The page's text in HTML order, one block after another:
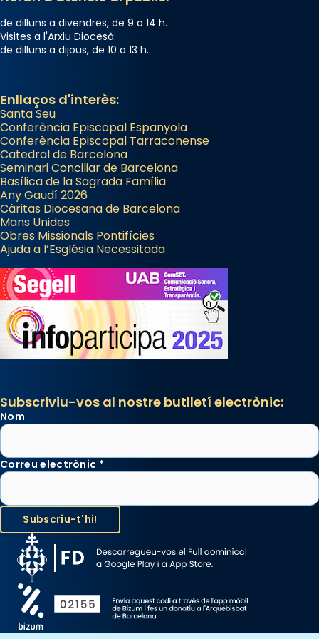
de dilluns a divendres, de 9 a 14 h.
Visites a l'Arxiu Diocesà:
de dilluns a dijous, de 10 a 13 h.
Enllaços d'interès:
Santa Seu
Conferència Episcopal Espanyola
Conferència Episcopal Tarraconense
Catedral de Barcelona
Seminari Conciliar de Barcelona
Basílica de la Sagrada Família
Any Gaudí 2026
Càritas Diocesana de Barcelona
Mans Unides
Obres Missionals Pontifícies
Ajuda a l’Església Necessitada
Subscriviu-vos al nostre butlletí electrònic:
Nom
Correu electrònic *